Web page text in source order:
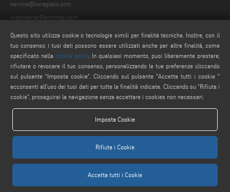
service@keraglass.com
webmaster@emmegi.com
AVVERTENZE LEGALI
NOTE LEGALI
IMPOSTAZIONE COOKIES
Questo sito utilizza cookie o tecnologie simili per finalità tecniche. Inoltre, con il
tuo consenso i tuoi dati possono essere utilizzati anche per altre finalità, come
specificato nella cookie policy. In qualsiasi momento, puoi liberamente prestare,
rifiutare o revocare il tuo consenso, personalizzando le tue preferenze cliccando
sul pulsante “Imposta cookie”. Cliccando sul pulsante "Accetta tutti i cookie "
acconsenti all'uso dei tuoi dati per tutte le finalità indicate. Cliccando su “Rifiuta i
cookie”, proseguirai la navigazione senza accettare i cookies non necessari.
Imposta Cookie
Rifiuta i Cookie
Accetta tutti i Cookie